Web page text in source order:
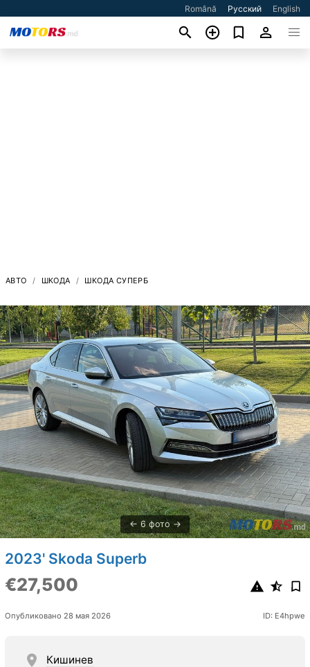
Română Русский English
АВТО ШКОДА ШКОДА СУПЕРБ
6 фото
2023' Skoda Superb
€27,500
Опубликовано 28 мая 2026 ID: E4hpwe
Кишинев